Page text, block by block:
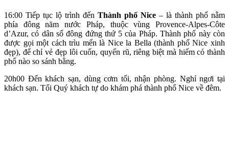
16:00 Tiếp tục lộ trình đến Thành phố Nice – là thành phố nằm
phía đông năm nước Pháp, thuộc vùng Provence-Alpes-Côte
d’Azur, có dân số đông đứng thứ 5 của Pháp. Thành phố này còn
được gọi một cách trìu mến là Nice la Bella (thành phố Nice xinh
đẹp), để chỉ vẻ đẹp lôi cuốn, quyến rũ, riêng biệt mà hiếm có thành
phố nào so sánh bằng.
20h00 Đến khách sạn, dùng cơm tối, nhận phòng. Nghỉ ngơi tại
khách sạn. Tối Quý khách tự do khám phá thành phố Nice về đêm.